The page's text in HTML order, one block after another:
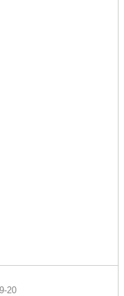
20